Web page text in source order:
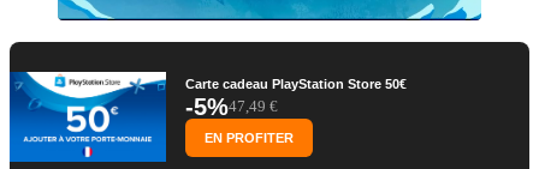
Carte cadeau PlayStation Store 50€
-5%47,49 €
EN PROFITER